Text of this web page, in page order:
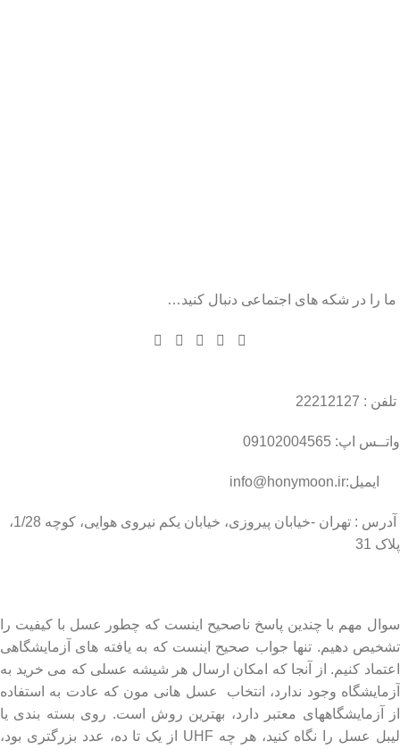
ما را در شکه های اجتماعی دنبال کنید…
تلفن : 22212127
واتــس اپ: 09102004565
ایمیل:info@honymoon.ir
آدرس : تهران -خیابان پیروزی، خیابان یکم نیروی هوایی، کوچه 1/28،
پلاک 31
سوال مهم با چندین پاسخ ناصحیح اینست که چطور عسل با کیفیت را
تشخیص دهیم. تنها جواب صحیح اینست که به یافته های آزمایشگاهی
اعتماد کنیم. از آنجا که امکان ارسال هر شیشه عسلی که می خرید به
آزمایشگاه وجود ندارد، انتخاب عسل هانی مون که عادت به استفاده
از آزمایشگاههای معتبر دارد، بهترین روش است. روی بسته بندی یا
لیبل عسل را نگاه کنید، هر چه UHF از یک تا ده، عدد بزرگتری بود،